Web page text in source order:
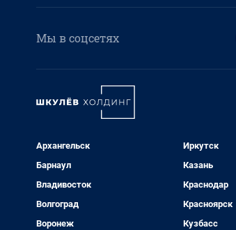
Мы в соцсетях
Архангельск
Барнаул
Владивосток
Волгоград
Воронеж
Иркутск
Казань
Краснодар
Красноярск
Кузбасс